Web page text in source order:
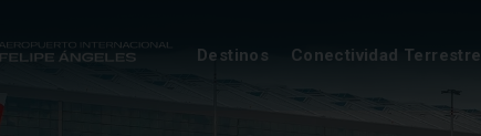
Destinos Conectividad Terrestre